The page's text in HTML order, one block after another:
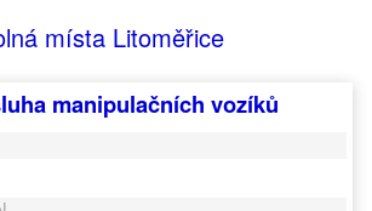
místa Litoměřice
manipulačních vozíků